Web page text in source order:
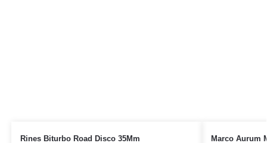
Rines Biturbo Road Disco 35Mm Marco Aurum